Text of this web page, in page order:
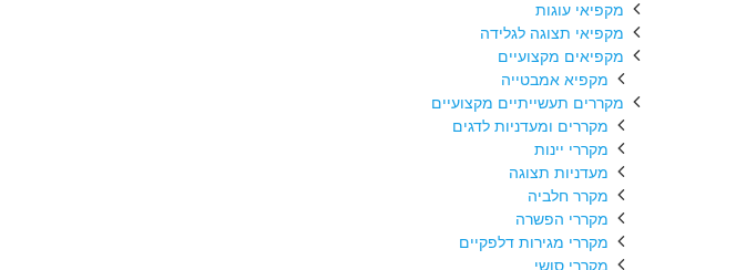
מקפיאי עוגות
מקפיאי תצוגה לגלידה
מקפיאים מקצועיים
מקפיא אמבטייה
מקררים תעשייתיים מקצועיים
מקררים ומעדניות לדגים
מקררי יינות
מעדניות תצוגה
מקרר חלביה
מקררי הפשרה
מקררי מגירות דלפקיים
מקררי סושי